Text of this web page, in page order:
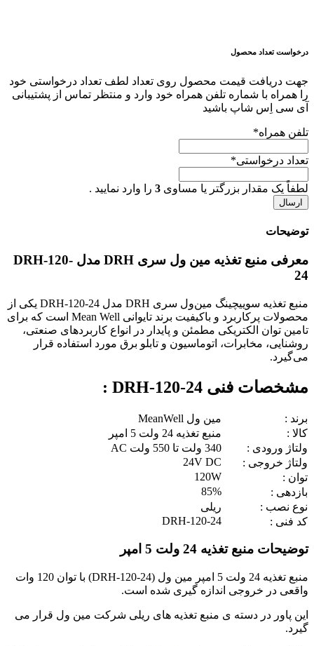
درخواست تعداد محصول
جهت دریافت قیمت محصول روی تعداد لطف تعداد درخواستی خود
را همراه با شماره تلفن همراه خود وارد و منتظر تماس از پشتیبانی
آی سی اِس شاپ باشید
تلفن همراه*
تعداد درخواستی*
لطفاً یک مقدار بزرگتر یا مساوی 3 را وارد نمایید .
توضیحات
معرفی منبع تغذیه مین ول سری DRH مدل DRH-120-
24
منبع تغذیه سوییچینگ مین‌ول سری DRH مدل DRH-120-24 یکی از
محصولات پرکاربرد و باکیفیت برند تایوانی Mean Well است که برای
تامین توان الکتریکی مطمئن و پایدار در انواع کاربردهای صنعتی،
روشنایی، مخابرات، اتوماسیون و تابلو برق مورد استفاده قرار
می‌گیرد.
مشخصات فنی DRH-120-24 :
برند :
مین ول MeanWell
کالا :
منبع تغذیه 24 ولت 5 امپر
ولتاژ ورودی :
340 ولت تا 550 ولت AC
ولتاژ خروجی :
24V DC
توان :
120W
بازدهی :
85%
نوع نصب :
ریلی
کد فنی :
DRH-120-24
توضیحات منبع تغذیه 24 ولت 5 امپر
منبع تغذیه 24 ولت 5 امپر مین ول (DRH-120-24) با توان 120 وات
واقعی در خروجی اندازه گیری شده است.
این پاور در دسته ی منبع تغذیه های ریلی شرکت مین ول قرار می
گیرد.